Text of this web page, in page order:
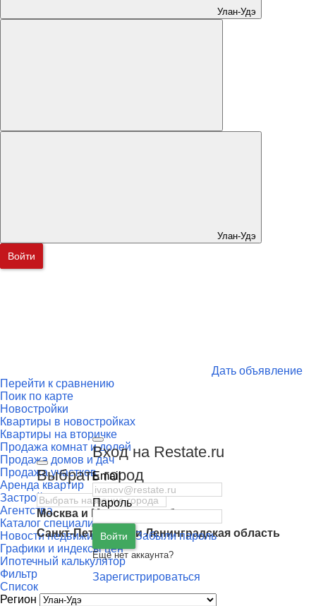
Улан-Удэ
Улан-Удэ
Войти
Дать объявление
Перейти к сравнению
Поик по карте
Новостройки
Квартиры в новостройках
Квартиры на вторичке
Продажа комнат и долей
Продажа домов и дач
Продажа участков
Аренда квартир
Застройщики
Агентства
Каталог специалистов
Новости недвижимости
Графики и индексы цен
Ипотечный калькулятор
Выбрать город
Москва и Московская область
Санкт-Петербург
иЛенинградская область
Вход на Restate.ru
Email
Пароль
Войти Забыли пароль
Ещё нет аккаунта?
Зарегистрироваться
Фильтр
Список
Регион